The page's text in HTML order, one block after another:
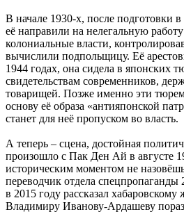
В начале 1930-х, после подготовки
её направили на нелегальную
колониальные власти,
вычислили подпольщицу. Её
1944 годах, она сидела в японских
свидетельствам современников,
товарищей. Позже именно эти
основу её образа «антияпонской
станет для неё пропуском во власть.
А теперь – сцена, достойная
произошло с Пак Ден Ай в августе
историческим моментом не
переводчик отдела
в 2015 году рассказал
Владимиру Иванову-Ардашеву